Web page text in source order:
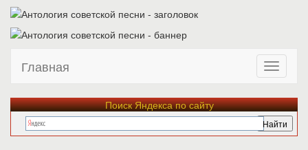
Главная
Поиск Яндекса по сайту